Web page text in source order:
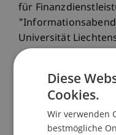
für
Universität
Mit einem Referat
E. Real, MBA
(Präsident des
Bankenverbandes,
Diese
Cookies.
Wir verwenden
bestmögliche